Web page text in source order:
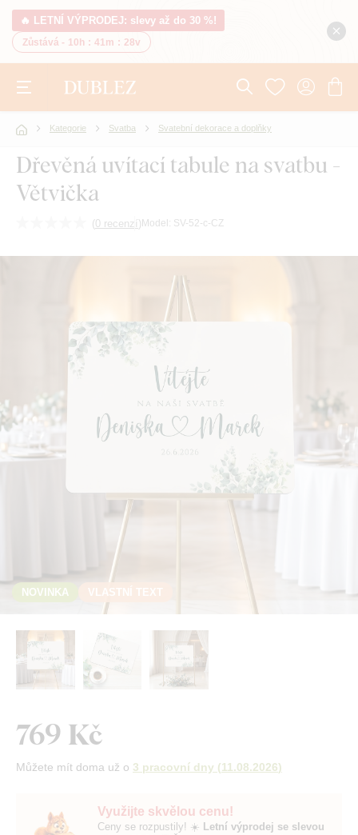
🔥 LETNÍ VÝPRODEJ: slevy až do 30 %!
Zůstává - 10h : 41m : 28v
Kategorie Svatba Svatební dekorace a doplňky
Dřevěná uvítací tabule na svatbu -
Větvička
(0 recenzí) Model: SV-52-c-CZ
NOVINKA VLASTNÍ TEXT
Využijte skvělou cenu!
Ceny se rozpustily! ☀️ Letní výprodej se slevou
769 Kč
Můžete mít doma už o 3 pracovní dny (11.08.2026)